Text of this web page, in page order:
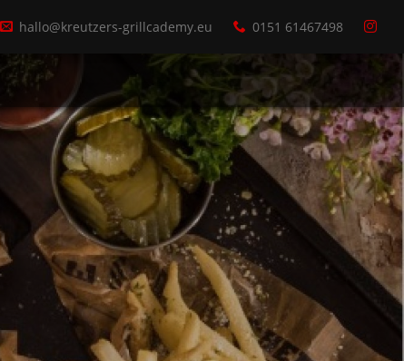
hallo@kreutzers-grillcademy.eu 0151 61467498